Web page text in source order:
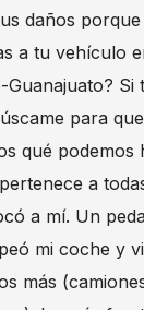
daños
a tu vehículo
Si
para
qué podemos
a
a mí. Un
mi coche y
más